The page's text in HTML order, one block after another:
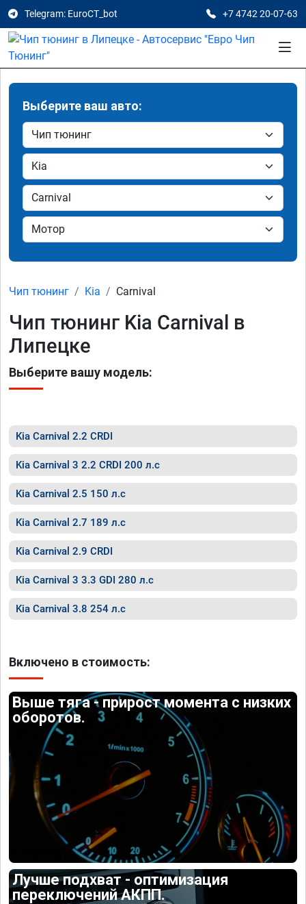
Telegram: EuroCT_bot +7 4742 20-07-63
Выберите ваш авто:
Чип тюнинг Kia Carnival
Чип тюнинг Kia Carnival в
Липецке
Выберите вашу модель:
Kia Carnival 2.2 CRDI
Kia Carnival 3 2.2 CRDI 200 л.с
Kia Carnival 2.5 150 л.с
Kia Carnival 2.7 189 л.с
Kia Carnival 2.9 CRDI
Kia Carnival 3 3.3 GDI 280 л.с
Kia Carnival 3.8 254 л.с
Включено в стоимость:
Выше тяга - прирост момента с низких
оборотов.
Лучше подхват - оптимизация
переключений АКПП.